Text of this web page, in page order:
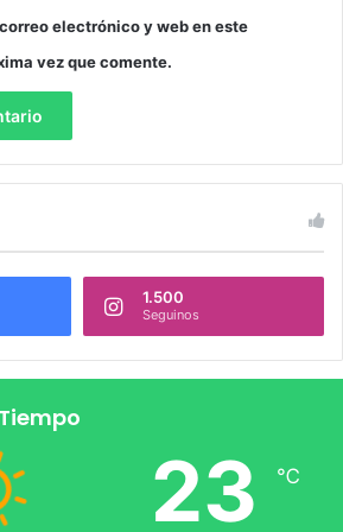
electrónico y web en este
vez que comente.
1.500
Seguinos
23 ℃